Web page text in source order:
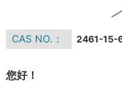
CAS NO.： 2461-15-
您好！